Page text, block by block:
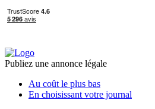
Publiez une annonce légale
Au coût le plus bas
En choisissant votre journal